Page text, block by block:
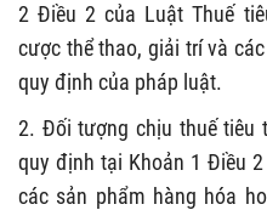
2 Điều 2 của Luật Thuế
cược thể thao, giải trí và
quy định của pháp luật.
2. Đối tượng chịu thuế tiêu
quy định tại Khoản 1 Điều
các sản phẩm hàng hóa